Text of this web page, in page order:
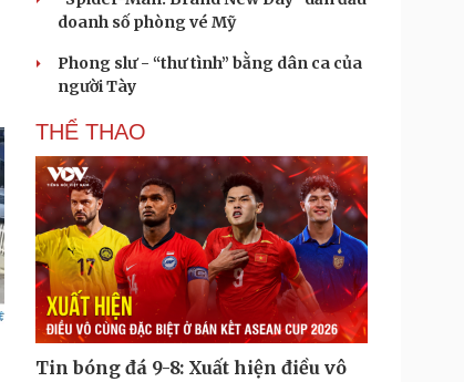
doanh số phòng vé Mỹ
Phong slư - “thư tình” bằng dân ca của
người Tày
THỂ THAO
Tin bóng đá 9-8: Xuất hiện điều vô